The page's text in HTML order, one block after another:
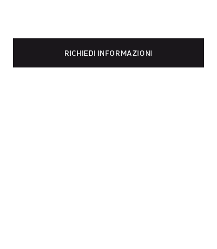
RICHIEDI INFORMAZIONI